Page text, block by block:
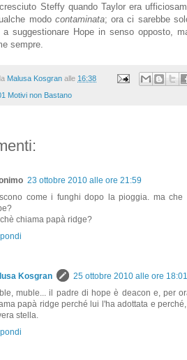
Steffy quando Taylor era
modo contaminata; ora ci sarebbe
suggestionare Hope in senso opposto,
sempre.
Malusa Kosgran alle 16:38
Motivi non Bastano
23 ottobre 2010 alle ore 21:59
come i funghi dopo la pioggia. ma
chiama papà ridge?
Kosgran
25 ottobre 2010 alle ore 18:01
muble... il padre di hope è deacon e, per
papà ridge perché lui l'ha adottata e
stella.